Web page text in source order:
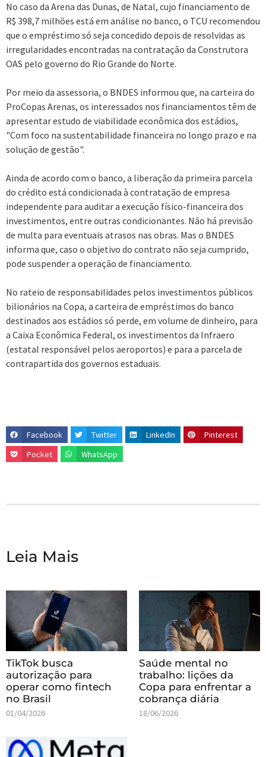
No caso da Arena das Dunas, de Natal, cujo financiamento de
R$ 398,7 milhões está em análise no banco, o TCU recomendou
que o empréstimo só seja concedido depois de resolvidas as
irregularidades encontradas na contratação da Construtora
OAS pelo governo do Rio Grande do Norte.
Por meio da assessoria, o BNDES informou que, na carteira do
ProCopas Arenas, os interessados nos financiamentos têm de
apresentar estudo de viabilidade econômica dos estádios,
"Com foco na sustentabilidade financeira no longo prazo e na
solução de gestão".
Ainda de acordo com o banco, a liberação da primeira parcela
do crédito está condicionada à contratação de empresa
independente para auditar a execução físico-financeira dos
investimentos, entre outras condicionantes. Não há previsão
de multa para eventuais atrasos nas obras. Mas o BNDES
informa que, caso o objetivo do contrato não seja cumprido,
pode suspender a operação de financiamento.
No rateio de responsabilidades pelos investimentos públicos
bilionários na Copa, a carteira de empréstimos do banco
destinados aos estádios só perde, em volume de dinheiro, para
a Caixa Econômica Federal, os investimentos da Infraero
(estatal responsável pelos aeroportos) e para a parcela de
contrapartida dos governos estaduais.
Facebook Twitter LinkedIn
Pinterest
Pocket
WhatsApp
Leia Mais
TikTok busca
autorização para
operar como fintech
no Brasil
01/04/2026
Saúde mental no
trabalho: lições da
Copa para enfrentar a
cobrança diária
18/06/2026